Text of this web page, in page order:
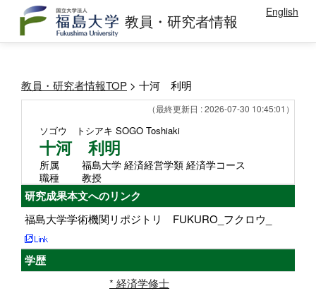
教員・研究者情報 English
教員・研究者情報TOP > 十河 利明
（最終更新日 : 2026-07-30 10:45:01）
ソゴウ トシアキ SOGO Toshiaki
十河 利明
所属
福島大学 経済経営学類 経済学コース
職種
教授
研究成果本文へのリンク
福島大学学術機関リポジトリ FUKURO_フクロウ_
学歴
* 経済学修士